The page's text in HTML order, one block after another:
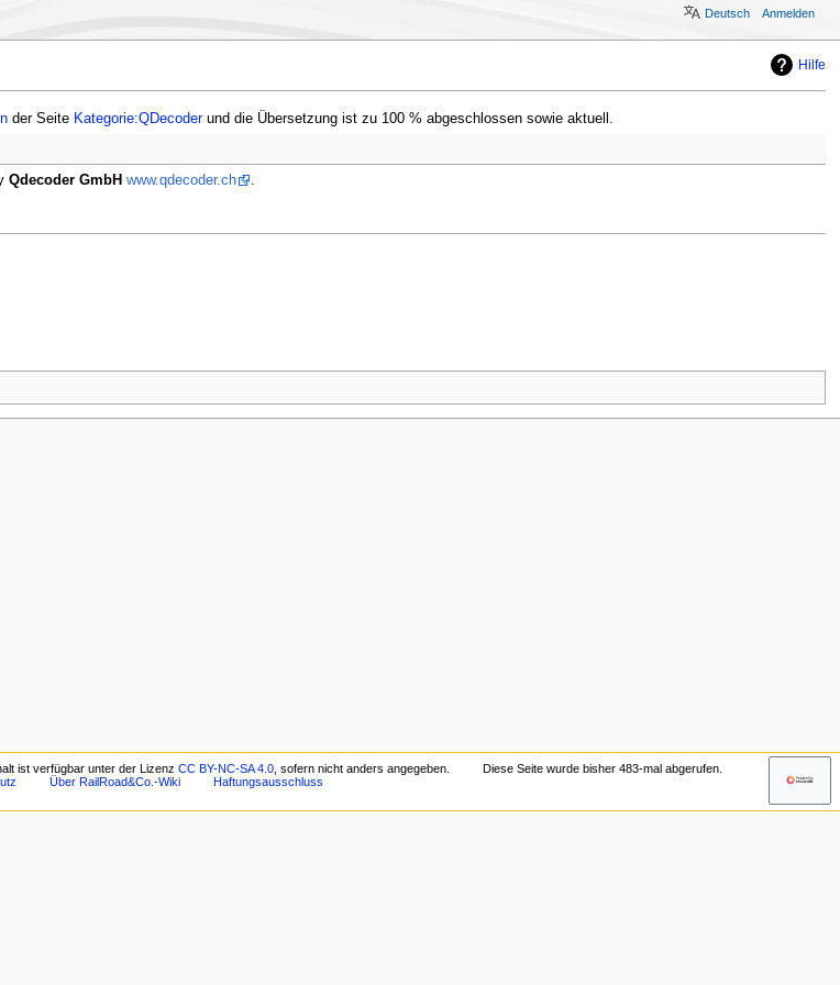
Hilfe
der Seite Kategorie:QDecoderund die Übersetzung ist zu 100 % abgeschlossen sowie aktuell.
Qdecoder GmbH www.qdecoder.ch .
Deutsch Anmelden
ist verfügbar unter der Lizenz CC BY-NC-SA 4.0 , sofern nicht anders angegeben.
Diese Seite wurde bisher 483-mal abgerufen.
Über RailRoad&Co.-Wiki Haftungsausschluss